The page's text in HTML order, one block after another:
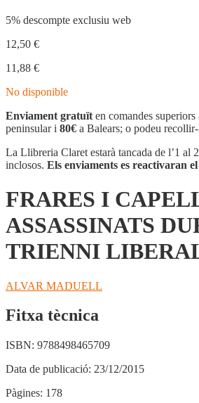
5% descompte exclusiu web
12,50 €
11,88 €
No disponible
Enviament gratuït en comandes superiors
peninsular i 80€ a Balears; o podeu
La Llibreria Claret estarà tancada de l’1 al
inclosos. Els enviaments es reactivaran
FRARES I
ASSASSINATS
TRIENNI
ALVAR MADUELL
Fitxa tècnica
ISBN: 9788498465709
Data de publicació: 23/12/2015
Pàgines: 178